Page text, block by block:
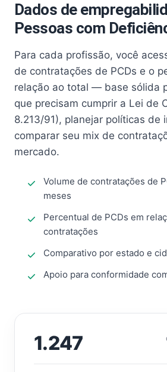
Dados de
Pessoas com
Para cada profissão, você
de contratações de PCDs e o
relação ao total — base sólida
que precisam cumprir a Lei de
8.213/91), planejar políticas de
comparar seu mix de
mercado.
Volume de contratações de
meses
Percentual de PCDs em
contratações
Comparativo por estado e
Apoio para conformidade
1.247